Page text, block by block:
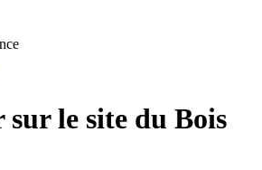
sur le site du Bois